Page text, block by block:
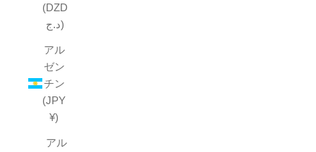
(DZD
د.ج)
アル
ゼン
チン
(JPY
¥)
アル